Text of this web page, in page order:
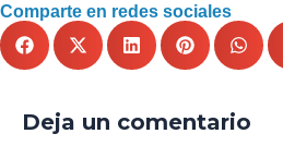
Comparte en redes sociales
Deja un comentario